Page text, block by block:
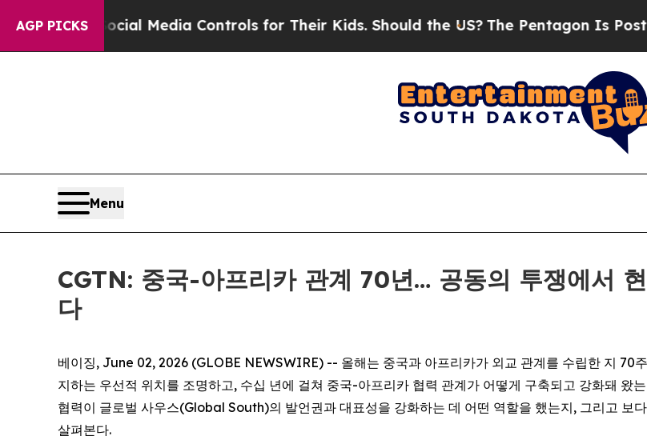
AGP PICKS
Social Media Controls for Their Kids. Should the US? The Pentagon Is Posting
Menu
CGTN: 중국-아프리카 관계 70년… 공동의 투쟁에서
다
베이징, June 02, 2026 (GLOBE NEWSWIRE) -- 올해는 중국과 아프리카가 외교 관계를 수립한 지 70
지하는 우선적 위치를 조명하고, 수십 년에 걸쳐 중국-아프리카 협력 관계가 어떻게 구축되고 강화돼 왔
협력이 글로벌 사우스(Global South)의 발언권과 대표성을 강화하는 데 어떤 역할을 했는지, 그리고 보
살펴본다.